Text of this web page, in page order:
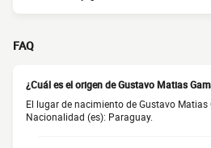
FAQ
¿Cuál es el origen de Gustavo Matias
El lugar de nacimiento de Gustavo
Nacionalidad (es): Paraguay.